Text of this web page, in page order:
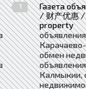
1
Газета
/ 财产优惠
property
обмен
Калмыкии,